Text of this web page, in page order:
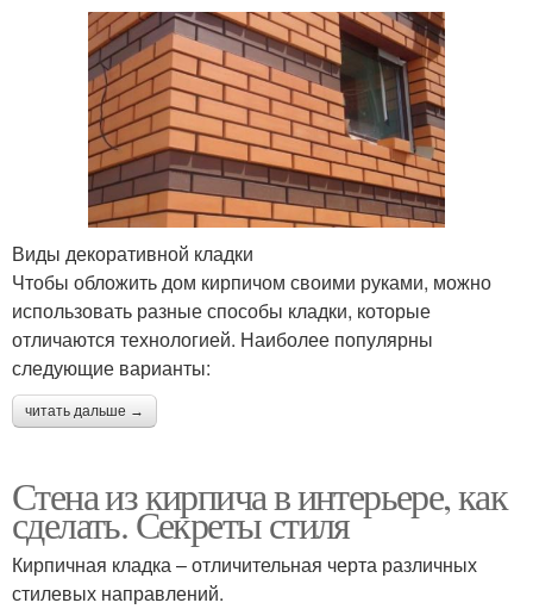
Виды декоративной кладки
Чтобы обложить дом кирпичом своими руками, можно
использовать разные способы кладки, которые
отличаются технологией. Наиболее популярны
следующие варианты:
читать дальше →
Стена из кирпича в интерьере, как
сделать. Секреты стиля
Кирпичная кладка – отличительная черта различных
стилевых направлений.